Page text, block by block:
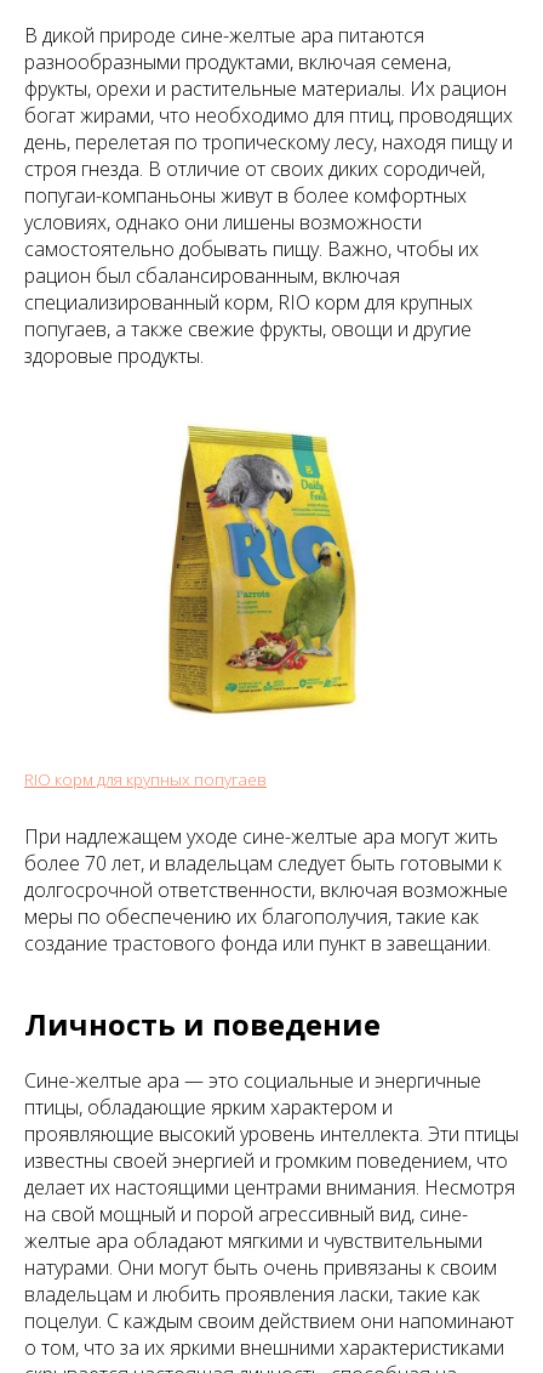
В дикой природе сине-желтые ара питаются
разнообразными продуктами, включая семена,
фрукты, орехи и растительные материалы. Их рацион
богат жирами, что необходимо для птиц, проводящих
день, перелетая по тропическому лесу, находя пищу и
строя гнезда. В отличие от своих диких сородичей,
попугаи-компаньоны живут в более комфортных
условиях, однако они лишены возможности
самостоятельно добывать пищу. Важно, чтобы их
рацион был сбалансированным, включая
специализированный корм, RIO корм для крупных
попугаев, а также свежие фрукты, овощи и другие
здоровые продукты.
RIO корм для крупных попугаев
При надлежащем уходе сине-желтые ара могут жить
более 70 лет, и владельцам следует быть готовыми к
долгосрочной ответственности, включая возможные
меры по обеспечению их благополучия, такие как
создание трастового фонда или пункт в завещании.
Личность и поведение
Сине-желтые ара — это социальные и энергичные
птицы, обладающие ярким характером и
проявляющие высокий уровень интеллекта. Эти птицы
известны своей энергией и громким поведением, что
делает их настоящими центрами внимания. Несмотря
на свой мощный и порой агрессивный вид, сине-
желтые ара обладают мягкими и чувствительными
натурами. Они могут быть очень привязаны к своим
владельцам и любить проявления ласки, такие как
поцелуи. С каждым своим действием они напоминают
о том, что за их яркими внешними характеристиками